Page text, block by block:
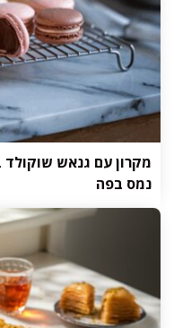
מקרון עם גנאש שוקולד
נמס בפה